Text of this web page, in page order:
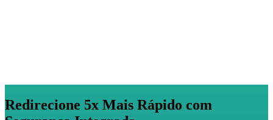
Redirecione 5x Mais Rápido com